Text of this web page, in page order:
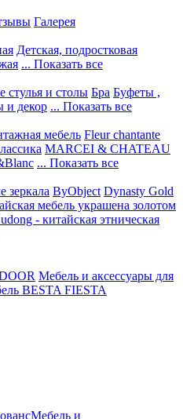
Галерея
Детская, подростковая
... Показать все
стулья и столы Бра Буфеты ,
и декор ... Показать все
мебель Fleur chantante
MARCEI & CHATEAU
... Показать все
зеркала ByObject Dynasty Gold
мебель украшена золотом
- китайская этническая
Мебель и аксессуары для
BESTA FIESTA
Мебель и